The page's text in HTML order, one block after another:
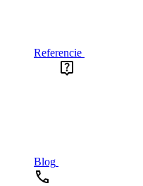
Referencie
Blog